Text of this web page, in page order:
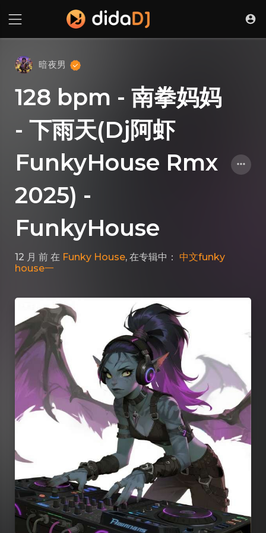
暗夜男
128 bpm - 南拳妈妈
- 下雨天(Dj阿虾
FunkyHouse Rmx
2025) -
FunkyHouse
12 月 前 在 Funky House, 在专辑中： 中文funky
house一